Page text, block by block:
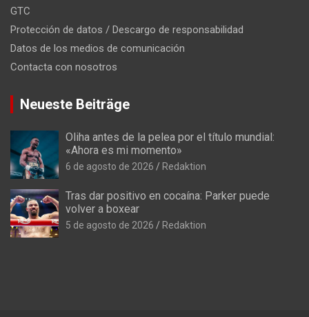
GTC
Protección de datos / Descargo de responsabilidad
Datos de los medios de comunicación
Contacta con nosotros
Neueste Beiträge
Oliha antes de la pelea por el título mundial:
«Ahora es mi momento»
6 de agosto de 2026 Redaktion
Tras dar positivo en cocaína: Parker puede
volver a boxear
5 de agosto de 2026 Redaktion